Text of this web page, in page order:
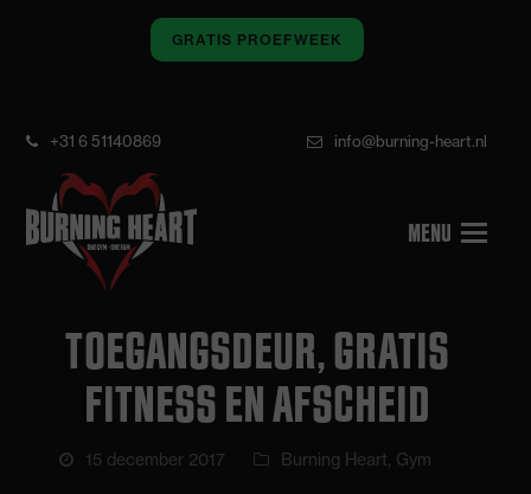
GRATIS PROEFWEEK
+31 6 51140869 info@burning-heart.nl
TOEGANGSDEUR, GRATIS
FITNESS EN AFSCHEID
15 december 2017 Burning Heart, Gym